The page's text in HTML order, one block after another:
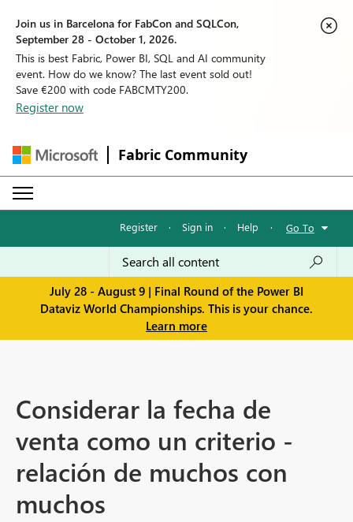
Join us in Barcelona for FabCon and SQLCon,
September 28 - October 1, 2026.
This is best Fabric, Power BI, SQL and AI community
event. How do we know? The last event sold out!
Save €200 with code FABCMTY200.
Register now
Fabric Community
Register · Sign in · Help · Go To
July 28 - August 9 | Final Round of the Power BI
Dataviz World Championships. This is your chance.
Learn more
Considerar la fecha de
venta como un criterio -
relación de muchos con
muchos